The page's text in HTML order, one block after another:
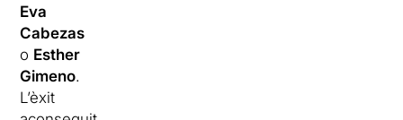
Eva
Cabezas
o Esther
Gimeno.
L’èxit